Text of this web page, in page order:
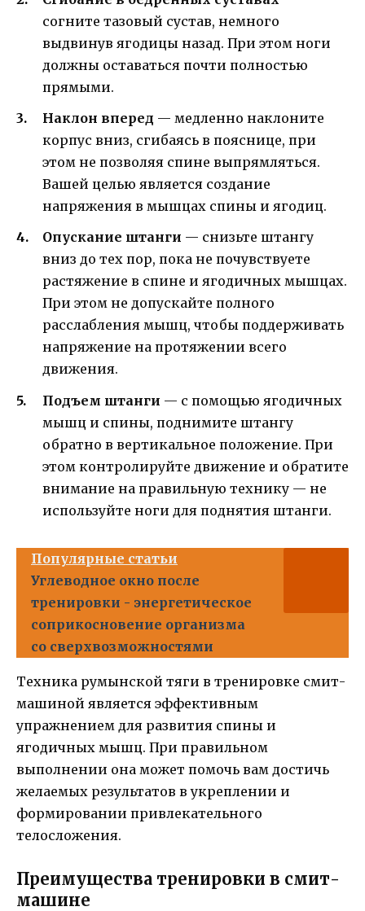
согните тазовый сустав, немного
выдвинув ягодицы назад. При этом ноги
должны оставаться почти полностью
прямыми.
Наклон вперед — медленно наклоните
корпус вниз, сгибаясь в пояснице, при
этом не позволяя спине выпрямляться.
Вашей целью является создание
напряжения в мышцах спины и ягодиц.
Опускание штанги — снизьте штангу
вниз до тех пор, пока не почувствуете
растяжение в спине и ягодичных мышцах.
При этом не допускайте полного
расслабления мышц, чтобы поддерживать
напряжение на протяжении всего
движения.
Подъем штанги — с помощью ягодичных
мышц и спины, поднимите штангу
обратно в вертикальное положение. При
этом контролируйте движение и обратите
внимание на правильную технику — не
используйте ноги для поднятия штанги.
Популярные статьи
Углеводное окно после
тренировки - энергетическое
соприкосновение организма
со сверхвозможностями
Техника румынской тяги в тренировке смит-
машиной является эффективным
упражнением для развития спины и
ягодичных мышц. При правильном
выполнении она может помочь вам достичь
желаемых результатов в укреплении и
формировании привлекательного
телосложения.
Преимущества тренировки в смит-
машине